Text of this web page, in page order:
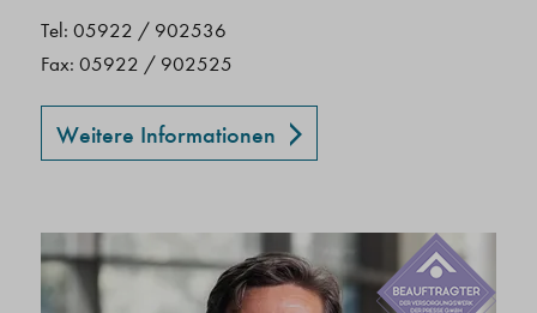
Tel: 05922 / 902536
Fax: 05922 / 902525
Weitere Informationen